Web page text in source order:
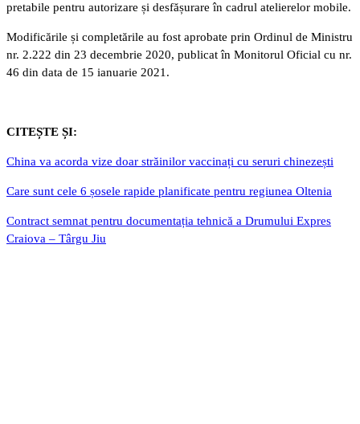
pretabile pentru autorizare și desfășurare în cadrul atelierelor mobile.
Modificările și completările au fost aprobate prin Ordinul de Ministru
nr. 2.222 din 23 decembrie 2020, publicat în Monitorul Oficial cu nr.
46 din data de 15 ianuarie 2021.
CITEȘTE ȘI:
China va acorda vize doar străinilor vaccinați cu seruri chinezești
Care sunt cele 6 șosele rapide planificate pentru regiunea Oltenia
Contract semnat pentru documentația tehnică a Drumului Expres
Craiova – Târgu Jiu